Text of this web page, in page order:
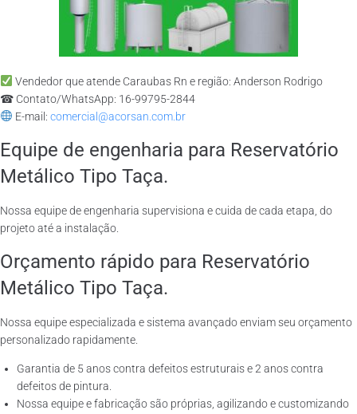
Vendedor que atende Caraubas Rn e região: Anderson Rodrigo
☎ Contato/WhatsApp: 16-99795-2844
E-mail: comercial@acorsan.com.br
Equipe de engenharia para Reservatório
Metálico Tipo Taça.
Nossa equipe de engenharia supervisiona e cuida de cada etapa, do
projeto até a instalação.
Orçamento rápido para Reservatório
Metálico Tipo Taça.
Nossa equipe especializada e sistema avançado enviam seu orçamento
personalizado rapidamente.
Garantia de 5 anos contra defeitos estruturais e 2 anos contra
defeitos de pintura.
Nossa equipe e fabricação são próprias, agilizando e customizando